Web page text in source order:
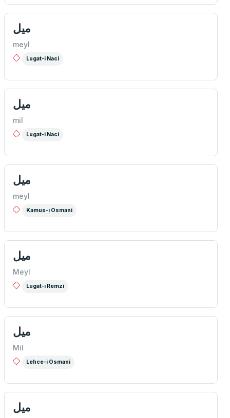
ميل
meyl
Lugat-i Naci
ميل
mil
Lugat-i Naci
ميل
meyl
Kamus-ı Osmani
ميل
Meyl
Lugat-ı Remzi
ميل
Mil
Lehce-i Osmani
ميل